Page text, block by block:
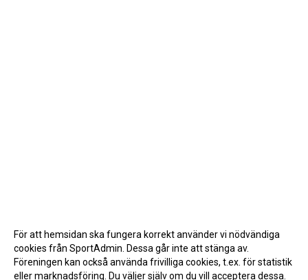
För att hemsidan ska fungera korrekt använder vi nödvändiga
cookies från SportAdmin. Dessa går inte att stänga av.
Föreningen kan också använda frivilliga cookies, t.ex. för statistik
eller marknadsföring. Du väljer själv om du vill acceptera dessa.